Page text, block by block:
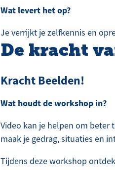
Wat levert het op?
Je verrijkt je zelfkennis en
De kracht
Kracht Beelden!
Wat houdt de workshop in?
Video kan je helpen om beter
maak je gedrag, situaties en
Tijdens deze workshop